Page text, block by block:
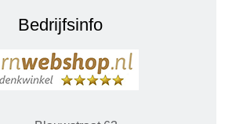
Bedrijfsinfo